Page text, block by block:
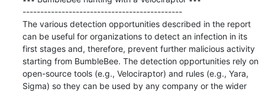
---------------------------------------------
The various detection opportunities described in the report
can be useful for organizations to detect an infection in its
first stages and, therefore, prevent further malicious activity
starting from BumbleBee. The detection opportunities rely on
open-source tools (e.g., Velociraptor) and rules (e.g., Yara,
Sigma) so they can be used by any company or the wider